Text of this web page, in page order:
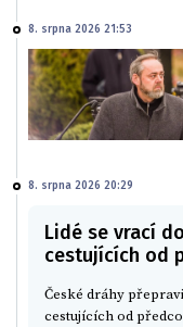
8. srpna 2026 21:53
8. srpna 2026 20:29
Lidé se vrací
cestujících od
České dráhy
cestujících od